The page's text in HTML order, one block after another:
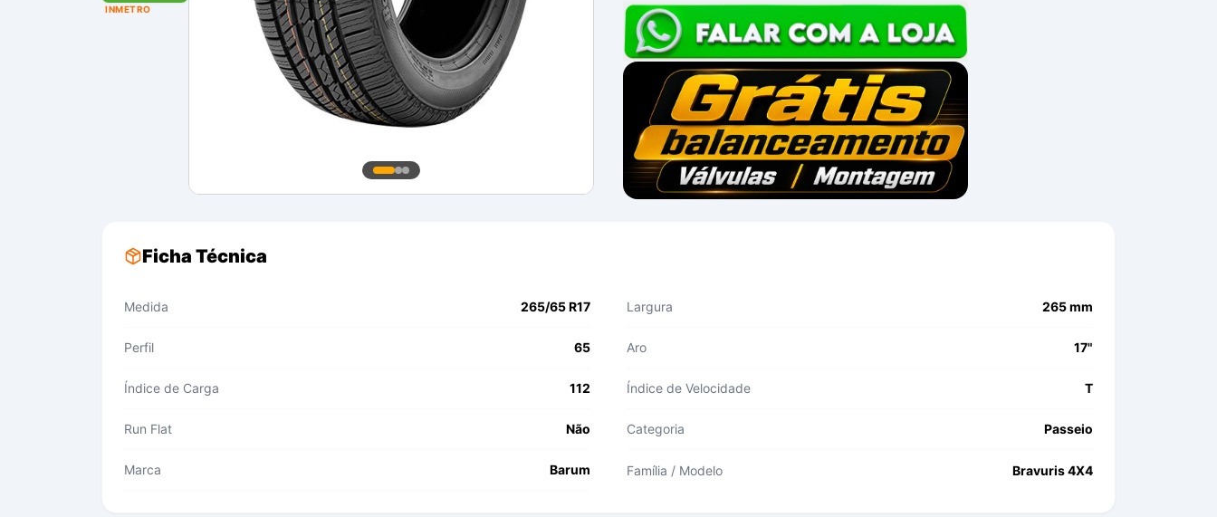
INMETRO
Ficha Técnica
Medida 265/65 R17 Largura 265 mm
Perfil 65 Aro 17"
Índice de Carga 112 Índice de Velocidade T
Run Flat Não Categoria Passeio
Marca Barum Família / Modelo Bravuris 4X4